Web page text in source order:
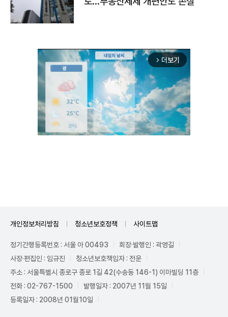
arrow_forward_ios 더보기
개인정보처리방침 청소년보호정책 사이트맵
정기간행등록번호 : 서울 아 00493
회장·발행인 : 곽영길
사장·편집인 : 임규진
청소년보호책임자 : 전운
주소 : 서울특별시 종로구 종로 1길 42(수송동 146-1) 이마빌딩 11층
전화 : 02-767-1500
발행일자 : 2007년 11월 15일
등록일자 : 2008년 01월10일